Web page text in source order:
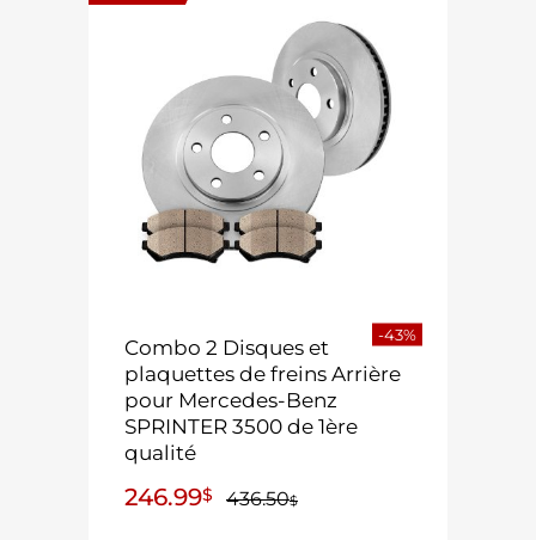
Combo 2 Disques et
plaquettes de freins Arrière
pour Mercedes-Benz
SPRINTER 3500 de 1ère
qualité
436.50$
246.99$
-43%